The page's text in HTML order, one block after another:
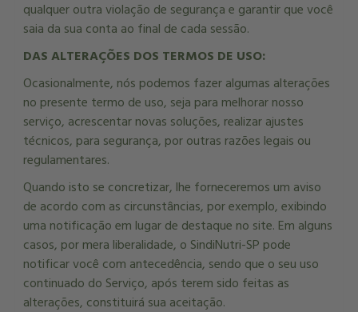
qualquer outra violação de segurança e garantir que você
saia da sua conta ao final de cada sessão.
DAS ALTERAÇÕES DOS TERMOS DE USO:
Ocasionalmente, nós podemos fazer algumas alterações
no presente termo de uso, seja para melhorar nosso
serviço, acrescentar novas soluções, realizar ajustes
técnicos, para segurança, por outras razões legais ou
regulamentares.
Quando isto se concretizar, lhe forneceremos um aviso
de acordo com as circunstâncias, por exemplo, exibindo
uma notificação em lugar de destaque no site. Em alguns
casos, por mera liberalidade, o SindiNutri-SP pode
notificar você com antecedência, sendo que o seu uso
continuado do Serviço, após terem sido feitas as
alterações, constituirá sua aceitação.